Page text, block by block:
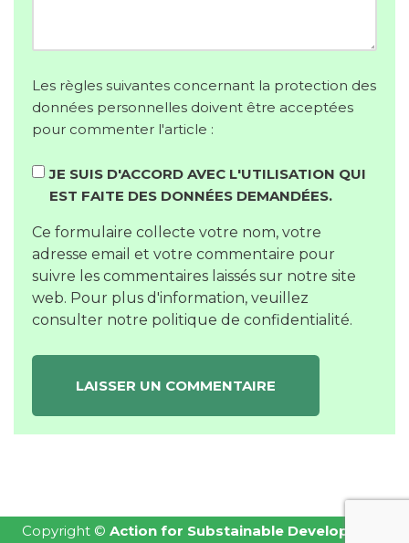
Les règles suivantes concernant la protection des
données personnelles doivent être acceptées
pour commenter l'article :
JE SUIS D'ACCORD AVEC L'UTILISATION QUI
EST FAITE DES DONNÉES DEMANDÉES.
Ce formulaire collecte votre nom, votre
adresse email et votre commentaire pour
suivre les commentaires laissés sur notre site
web. Pour plus d'information, veuillez
consulter notre politique de confidentialité.
Copyright © Action for Substainable Development